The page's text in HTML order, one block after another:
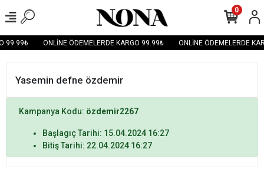
99.99₺ ONLİNE ÖDEMELERDE KARGO 99.99₺ ONLİNE ÖDEMELERDE
0
Yasemin defne özdemir
Kampanya Kodu: özdemir2267
Başlagıç Tarihi: 15.04.2024 16:27
Bitiş Tarihi: 22.04.2024 16:27